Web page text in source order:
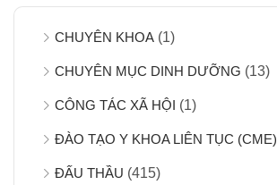
CHUYÊN KHOA (1)
CHUYÊN MỤC DINH DƯỠNG (13)
CÔNG TÁC XÃ HỘI (1)
ĐÀO TẠO Y KHOA LIÊN TỤC (CME)
ĐẤU THẦU (415)